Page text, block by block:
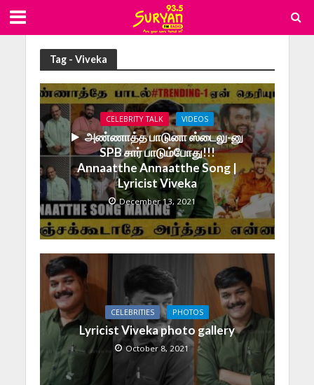
Tag - Viveka
CELEBRITY TALK VIDEOS
அண்ணாத்த பாடுனா ஸ்டைலு-னு
SPB சார் பாடும்போது!!!
Annaatthe Annaatthe Song |
Lyricist Viveka
December 13, 2021
CELEBRITIES PHOTOS
Lyricist Viveka photo gallery
October 8, 2021